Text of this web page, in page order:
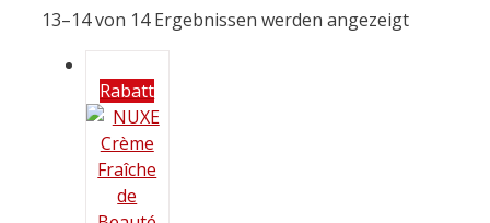
13–14 von 14 Ergebnissen werden angezeigt
Rabatt